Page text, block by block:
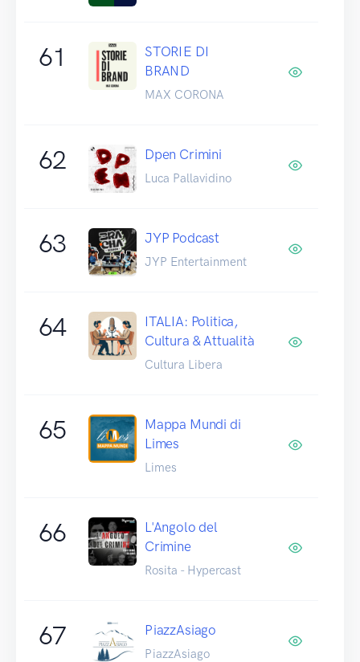
61
STORIE DI
BRAND
MAX CORONA
62 Dpen Crimini
Luca Pallavidino
63 JYP Podcast
JYP Entertainment
64
ITALIA: Politica,
Cultura & Attualità
Cultura Libera
65
Mappa Mundi di
Limes
Limes
66
L'Angolo del
Crimine
Rosita - Hypercast
67 PiazzAsiago
PiazzAsiago